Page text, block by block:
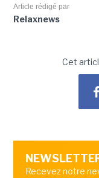
Article rédigé par
Relaxnews
Cet
Recevez notre